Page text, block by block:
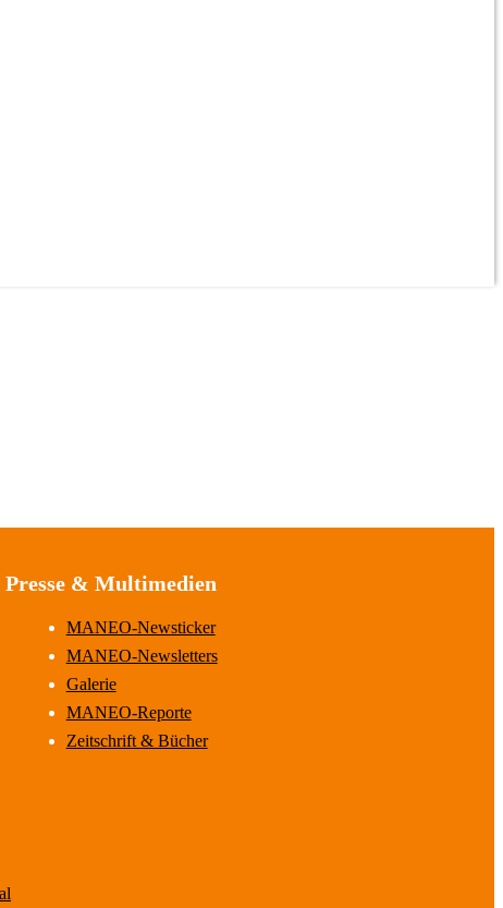
Presse & Multimedien
MANEO-Newsticker
MANEO-Newsletters
Galerie
MANEO-Reporte
Zeitschrift & Bücher